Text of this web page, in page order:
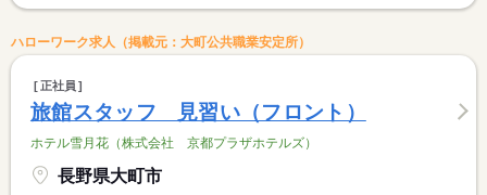
ハローワーク求人（掲載元：大町公共職業安定所）
正社員
旅館スタッフ 見習い（フロント）
ホテル雪月花（株式会社 京都プラザホテルズ）
長野県大町市